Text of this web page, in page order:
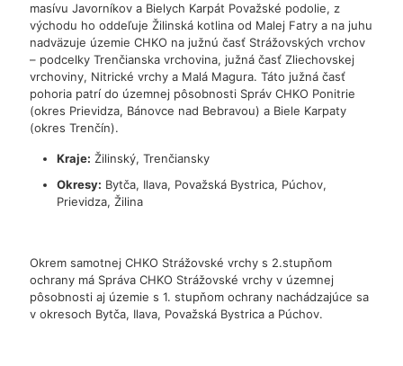
masívu Javorníkov a Bielych Karpát Považské podolie, z
východu ho oddeľuje Žilinská kotlina od Malej Fatry a na juhu
nadväzuje územie CHKO na južnú časť Strážovských vrchov
– podcelky Trenčianska vrchovina, južná časť Zliechovskej
vrchoviny, Nitrické vrchy a Malá Magura. Táto južná časť
pohoria patrí do územnej pôsobnosti Správ CHKO Ponitrie
(okres Prievidza, Bánovce nad Bebravou) a Biele Karpaty
(okres Trenčín).
Kraje: Žilinský, Trenčiansky
Okresy: Bytča, Ilava, Považská Bystrica, Púchov,
Prievidza, Žilina
Okrem samotnej CHKO Strážovské vrchy s 2.stupňom
ochrany má Správa CHKO Strážovské vrchy v územnej
pôsobnosti aj územie s 1. stupňom ochrany nachádzajúce sa
v okresoch Bytča, Ilava, Považská Bystrica a Púchov.